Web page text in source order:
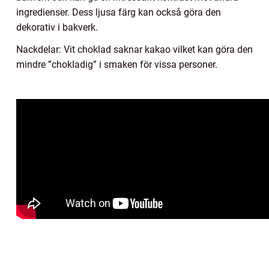
ingredienser. Dess ljusa färg kan också göra den
dekorativ i bakverk.
Nackdelar: Vit choklad saknar kakao vilket kan göra den
mindre ”chokladig” i smaken för vissa personer.